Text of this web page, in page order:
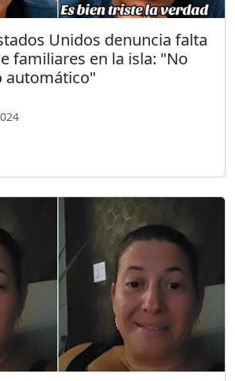
Unidos denuncia falta
familiares en la isla: "No
automático"